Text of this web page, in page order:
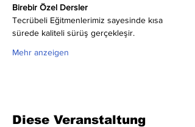
Birebir Özel Dersler
Tecrübeli Eğitmenlerimiz sayesinde kısa
sürede kaliteli sürüş gerçekleşir.
Mehr anzeigen
Diese Veranstaltung